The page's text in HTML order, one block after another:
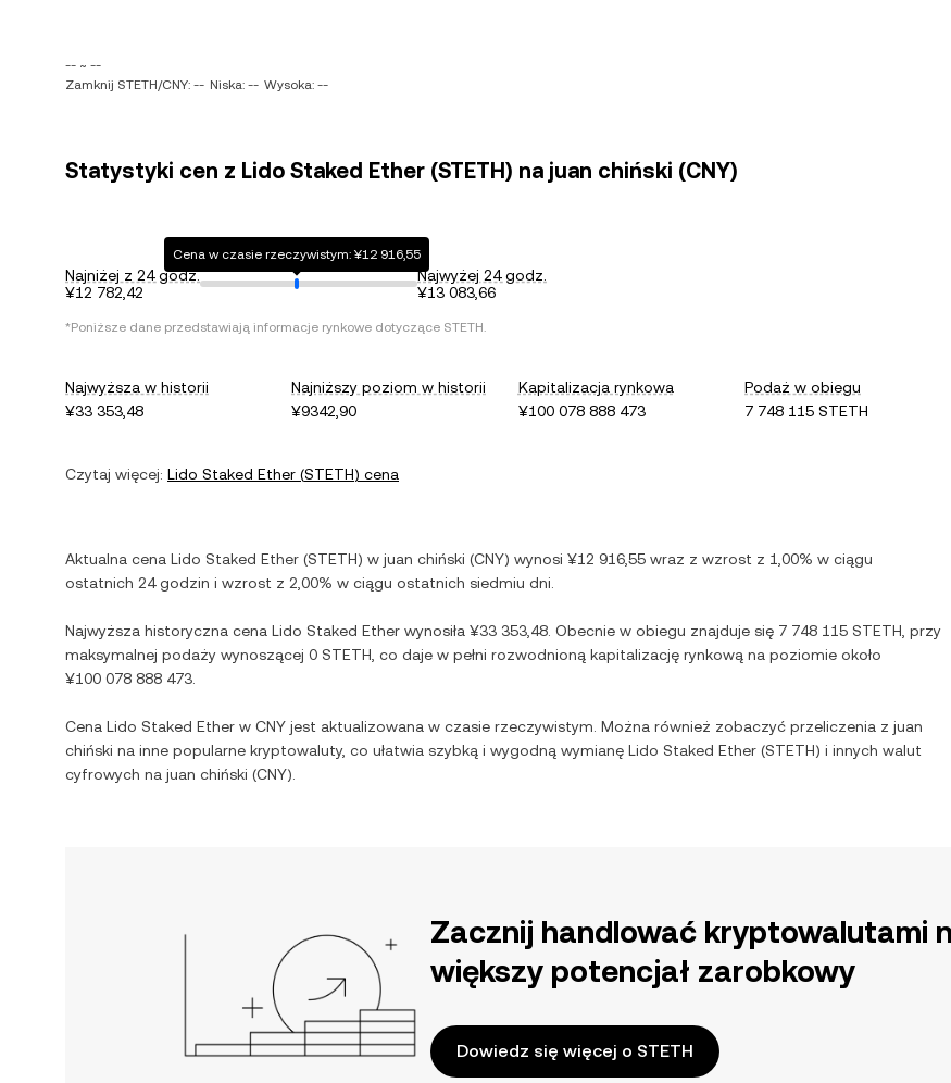
-- ~ --
Zamknij STETH/CNY: -- Niska: -- Wysoka: --
Statystyki cen z Lido Staked Ether (STETH) na juan chiński (CNY)
Najniżej z 24 godz.
¥12 782,42
Cena w czasie rzeczywistym: ¥12 916,55
Najwyżej 24 godz.
¥13 083,66
*Poniższe dane przedstawiają informacje rynkowe dotyczące STETH.
Najwyższa w historii
¥33 353,48
Najniższy poziom w historii
¥9342,90
Kapitalizacja rynkowa
¥100 078 888 473
Podaż w obiegu
7 748 115 STETH
Czytaj więcej: Lido Staked Ether (STETH) cena
Aktualna cena Lido Staked Ether (STETH) w juan chiński (CNY) wynosi ¥12 916,55 wraz z wzrost z 1,00% w ciągu
ostatnich 24 godzin i wzrost z 2,00% w ciągu ostatnich siedmiu dni.
Najwyższa historyczna cena Lido Staked Ether wynosiła ¥33 353,48 . Obecnie w obiegu znajduje się 7 748 115 STETH , przy
maksymalnej podaży wynoszącej 0 STETH , co daje w pełni rozwodnioną kapitalizację rynkową na poziomie około
¥100 078 888 473
Cena Lido Staked Ether w CNY jest aktualizowana w czasie rzeczywistym. Można również zobaczyć przeliczenia z juan
chiński na inne popularne kryptowaluty, co ułatwia szybką i wygodną wymianę Lido Staked Ether (STETH) i innych walut
cyfrowych na juan chiński (CNY).
Zacznij handlować kryptowalutami
większy potencjał zarobkowy
Dowiedz się więcej o STETH